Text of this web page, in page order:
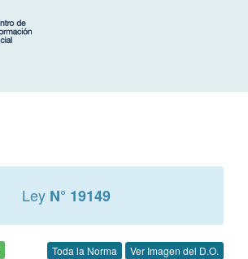
Ley N° 19149
Toda la Norma Ver Imagen del D.O.